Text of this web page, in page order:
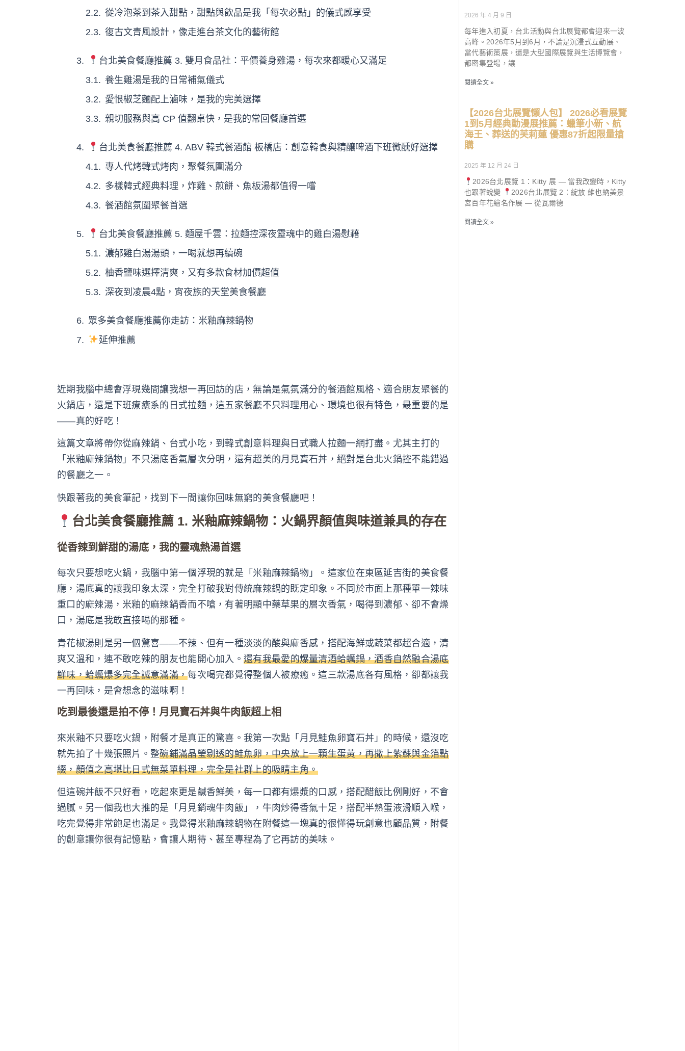
從冷泡茶到茶入甜點，甜點與飲品是我「每次必點」的儀式感享受
復古文青風設計，像走進台茶文化的藝術館
台北美食餐廳推薦 3. 雙月食品社：平價養身雞湯，每次來都暖心又滿足
養生雞湯是我的日常補氣儀式
愛恨椒芝麵配上滷味，是我的完美選擇
親切服務與高 CP 值翻桌快，是我的常回餐廳首選
台北美食餐廳推薦 4. ABV 韓式餐酒館 板橋店：創意韓食與精釀啤酒下班微醺好選擇
專人代烤韓式烤肉，聚餐氛圍滿分
多樣韓式經典料理，炸雞、煎餅、魚板湯都值得一嚐
餐酒館氛圍聚餐首選
台北美食餐廳推薦 5. 麵屋千雲：拉麵控深夜靈魂中的雞白湯慰藉
濃郁雞白湯湯頭，一喝就想再續碗
柚香鹽味選擇清爽，又有多款食材加價超值
深夜到凌晨4點，宵夜族的天堂美食餐廳
眾多美食餐廳推薦你走訪：米釉麻辣鍋物
延伸推薦
近期我腦中總會浮現幾間讓我想一再回訪的店，無論是氣氛滿分的餐酒館風格、適合朋友聚餐的
火鍋店，還是下班療癒系的日式拉麵，這五家餐廳不只料理用心、環境也很有特色，最重要的是
——真的好吃！
這篇文章將帶你從麻辣鍋、台式小吃，到韓式創意料理與日式職人拉麵一網打盡。尤其主打的
「米釉麻辣鍋物」不只湯底香氣層次分明，還有超美的月見寶石丼，絕對是台北火鍋控不能錯過
的餐廳之一。
快跟著我的美食筆記，找到下一間讓你回味無窮的美食餐廳吧！
台北美食餐廳推薦 1. 米釉麻辣鍋物：火鍋界顏值與味道兼具的存在
從香辣到鮮甜的湯底，我的靈魂熱湯首選
每次只要想吃火鍋，我腦中第一個浮現的就是「米釉麻辣鍋物」。這家位在東區延吉街的美食餐
廳，湯底真的讓我印象太深，完全打破我對傳統麻辣鍋的既定印象。不同於市面上那種單一辣味
重口的麻辣湯，米釉的麻辣鍋香而不嗆，有著明顯中藥草果的層次香氣，喝得到濃郁、卻不會燥
口，湯底是我敢直接喝的那種。
青花椒湯則是另一個驚喜——不辣、但有一種淡淡的酸與麻香感，搭配海鮮或蔬菜都超合適，清
爽又溫和，連不敢吃辣的朋友也能開心加入。 還有我最愛的爆量清酒蛤蠣鍋，酒香自然融合湯底
鮮味，蛤蠣爆多完全誠意滿滿，每次喝完都覺得整個人被療癒。這三款湯底各有風格，卻都讓我
一再回味，是會想念的滋味啊！
吃到最後還是拍不停！月見寶石丼與牛肉飯超上相
來米釉不只要吃火鍋，附餐才是真正的驚喜。我第一次點「月見鮭魚卵寶石丼」的時候，還沒吃
就先拍了十幾張照片。整碗鋪滿晶瑩剔透的鮭魚卵，中央放上一顆生蛋黃，再撒上紫蘇與金箔點
綴，顏值之高堪比日式無菜單料理，完全是社群上的吸睛主角。
但這碗丼飯不只好看，吃起來更是鹹香鮮美，每一口都有爆漿的口感，搭配醋飯比例剛好，不會
過膩。另一個我也大推的是「月見銷魂牛肉飯」，牛肉炒得香氣十足，搭配半熟蛋液滑順入喉，
吃完覺得非常飽足也滿足。我覺得米釉麻辣鍋物在附餐這一塊真的很懂得玩創意也顧品質，附餐
的創意讓你很有記憶點，會讓人期待、甚至專程為了它再訪的美味。
2026 年 4 月 9 日
每年進入初夏，台北活動與台北展覽都會迎來一波
高峰。2026年5月到6月，不論是沉浸式互動展、
當代藝術策展，還是大型國際展覽與生活博覽會，
都密集登場，讓
閱讀全文 »
【2026台北展覽懶人包】 2026必看展覽
1到5月經典動漫展推薦：蠟筆小新、航
海王、葬送的芙莉蓮 優惠87折起限量搶
購
2025 年 12 月 24 日
2026台北展覽 1：Kitty 展 — 當我改變時，Kitty
也跟著蛻變
2026台北展覽 2：綻放 維也納美景
宮百年花繪名作展 — 從瓦爾德
閱讀全文 »